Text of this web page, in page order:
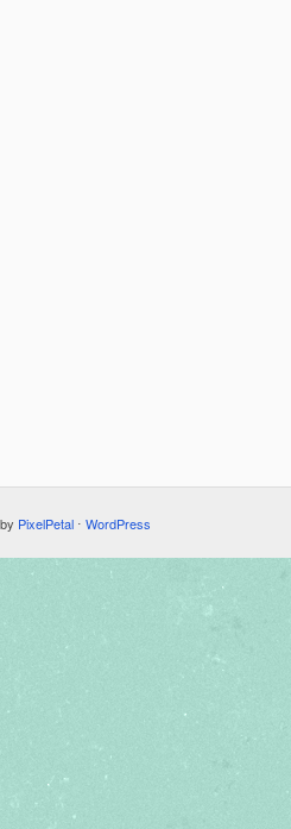
PixelPetal ⋅ WordPress